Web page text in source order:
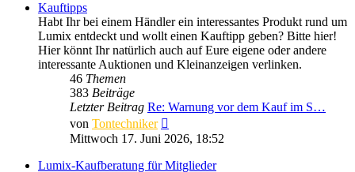
Kauftipps
Habt Ihr bei einem Händler ein interessantes Produkt rund um
Lumix entdeckt und wollt einen Kauftipp geben? Bitte hier!
Hier könnt Ihr natürlich auch auf Eure eigene oder andere
interessante Auktionen und Kleinanzeigen verlinken.
46 Themen
383 Beiträge
Letzter Beitrag Re: Warnung vor dem Kauf im S…
von Tontechniker
Beitrag
Mittwoch 17. Juni 2026, 18:52
Lumix-Kaufberatung für Mitglieder